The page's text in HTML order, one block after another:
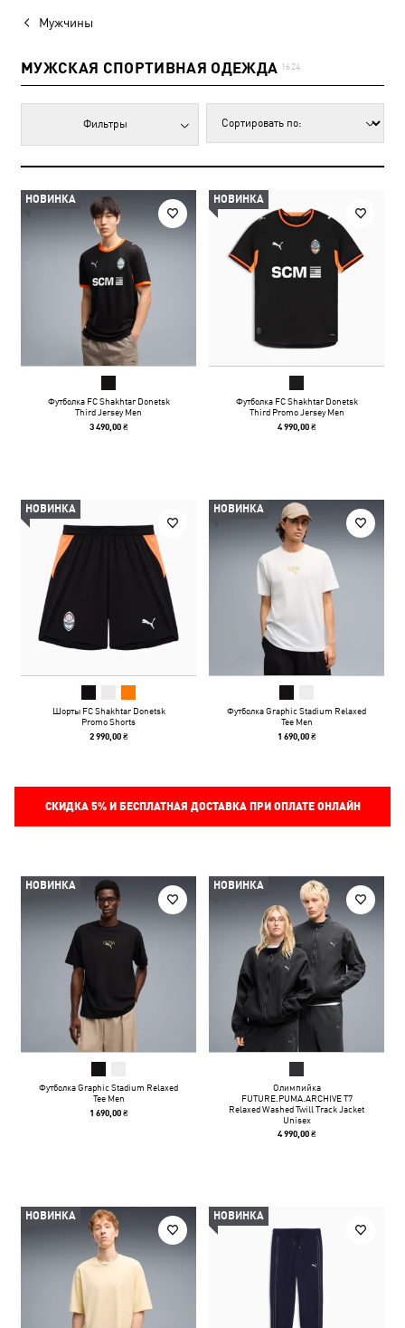
Мужчины
МУЖСКАЯ СПОРТИВНАЯ ОДЕЖДА 1624
Фильтры
НОВИНКА
Футболка FC Shakhtar Donetsk
Third Jersey Men
3 490,00 ₴
НОВИНКА
Футболка FC Shakhtar Donetsk
Third Promo Jersey Men
4 990,00 ₴
НОВИНКА
Шорты FC Shakhtar Donetsk
Promo Shorts
2 990,00 ₴
НОВИНКА
Футболка Graphic Stadium Relaxed
Tee Men
1 690,00 ₴
СКИДКА 5%И БЕСПЛАТНАЯ ДОСТАВКА ПРИ ОПЛАТЕ ОНЛАЙН
НОВИНКА
Футболка Graphic Stadium Relaxed
Tee Men
1 690,00 ₴
НОВИНКА
Олимпийка
FUTURE.PUMA.ARCHIVE T7
Relaxed Washed Twill Track Jacket
Unisex
4 990,00 ₴
НОВИНКА НОВИНКА